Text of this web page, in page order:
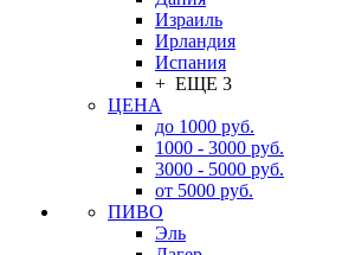
Израиль
Ирландия
Испания
+ ЕЩЕ 3
ЦЕНА
до 1000 руб.
1000 - 3000 руб.
3000 - 5000 руб.
от 5000 руб.
ПИВО
Эль